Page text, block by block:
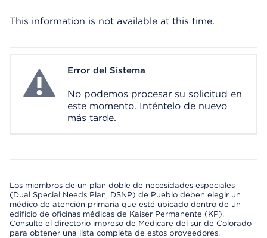
This information is not available at this time.
System ErrorError del Sistema
No podemos procesar su solicitud en
este momento. Inténtelo de nuevo
más tarde.
Los miembros de un plan doble de necesidades especiales
(Dual Special Needs Plan, DSNP) de Pueblo deben elegir un
médico de atención primaria que esté ubicado dentro de un
edificio de oficinas médicas de Kaiser Permanente (KP).
Consulte el directorio impreso de Medicare del sur de Colorado
para obtener una lista completa de estos proveedores.